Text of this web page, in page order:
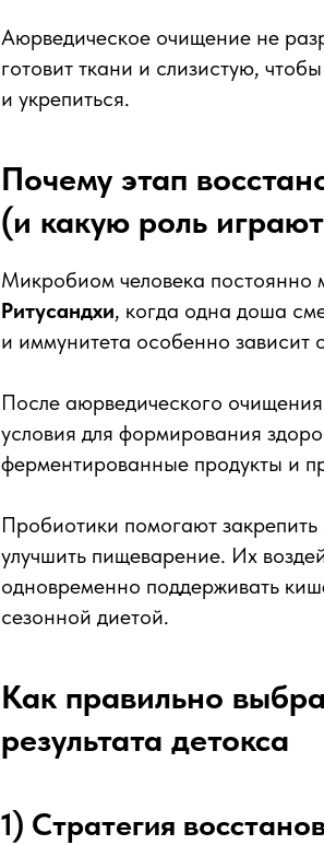
Аюрведическое очищение не
готовит ткани и слизистую,
и укрепиться.
Почему этап
(и какую роль
Микробиом человека
Ритусандхи, когда одна доша
и иммунитета особенно зависит
После аюрведического
условия для формирования
ферментированные продукты и
Пробиотики помогают
улучшить пищеварение. Их
одновременно поддерживать
сезонной диетой.
Как правильно
результата детокса
1) Стратегия